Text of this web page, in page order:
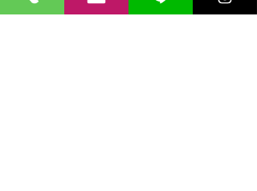
最新記事 すべて表示